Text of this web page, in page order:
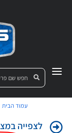
עמוד הבית
לצפייה